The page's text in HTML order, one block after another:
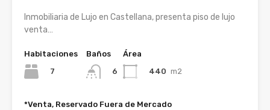
Inmobiliaria de Lujo en Castellana, presenta piso de lujo
venta…
Habitaciones
7
Baños
6
Área
440 m2
*Venta, Reservado Fuera de Mercado